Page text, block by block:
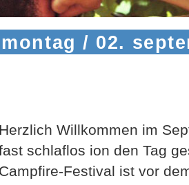
/ 02.
Herzlich Willkommen im
schlaflos ion den Tag
Campfire-Festival ist vor